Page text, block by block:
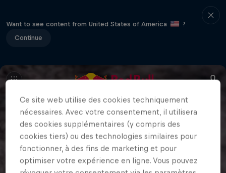
Want to see content from United States of America
?
Continue
Ce site web utilise des cookies techniquement
nécessaires. Avec votre consentement, il utilisera
des cookies supplémentaires (y compris des
cookies tiers) ou des technologies similaires pour
fonctionner, à des fins de marketing et pour
optimiser votre expérience en ligne. Vous pouvez